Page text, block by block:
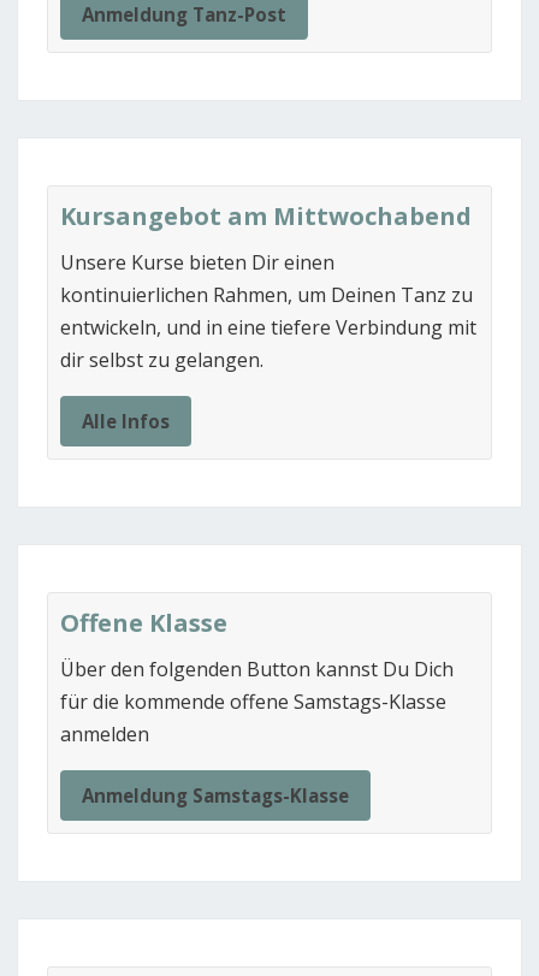
Anmeldung Tanz-Post
Kursangebot am Mittwochabend
Unsere Kurse bieten Dir einen
kontinuierlichen Rahmen, um Deinen Tanz zu
entwickeln, und in eine tiefere Verbindung mit
dir selbst zu gelangen.
Alle Infos
Offene Klasse
Über den folgenden Button kannst Du Dich
für die kommende offene Samstags-Klasse
anmelden
Anmeldung Samstags-Klasse